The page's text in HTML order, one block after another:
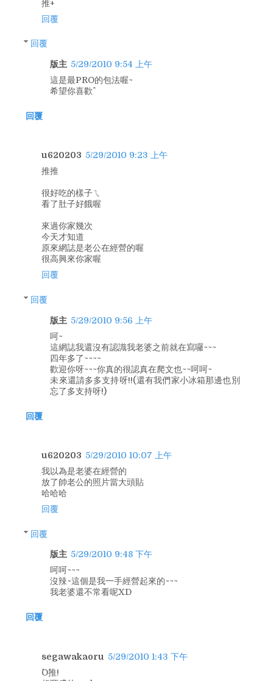
推+
回覆
回覆
版主 5/29/2010 9:54 上午
這是最PRO的包法喔~
希望你喜歡^^
回覆
u620203 5/29/2010 9:23 上午
推推
很好吃的樣子ㄟ
看了肚子好餓喔
來過你家幾次
今天才知道
原來網誌是老公在經營的喔
很高興來你家喔
回覆
回覆
版主 5/29/2010 9:56 上午
呵~
這網誌我還沒有認識我老婆之前就在寫囉~~~
四年多了~~~~
歡迎你呀~~~你真的很認真在爬文也~~呵呵~
未來還請多多支持呀!!(還有我們家小冰箱那邊也別
忘了多支持呀!)
回覆
u620203 5/29/2010 10:07 上午
我以為是老婆在經營的
放了帥老公的照片當大頭貼
哈哈哈
回覆
回覆
版主 5/29/2010 9:48 下午
呵呵~~~
沒辣~這個是我一手經營起來的~~~
我老婆還不常看呢XD
回覆
segawakaoru 5/29/2010 1:43 下午
^O^推!